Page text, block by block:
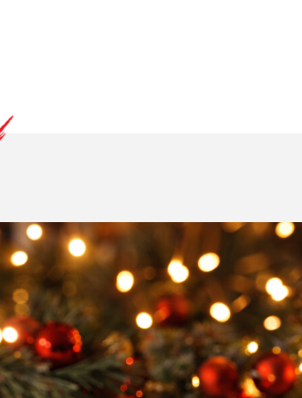
al funzionamento ed utili alle finalità illustrate nella
la
la navigazione in altra maniera, acconsenti